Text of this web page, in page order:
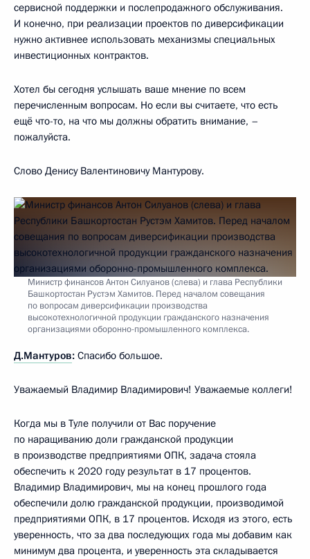
сервисной поддержки и послепродажного обслуживания.
И конечно, при реализации проектов по диверсификации
нужно активнее использовать механизмы специальных
инвестиционных контрактов.
Хотел бы сегодня услышать ваше мнение по всем
перечисленным вопросам. Но если вы считаете, что есть
ещё что-то, на что мы должны обратить внимание, –
пожалуйста.
Слово Денису Валентиновичу Мантурову.
Министр финансов Антон Силуанов (слева) и глава Республики
Башкортостан Рустэм Хамитов. Перед началом совещания
по вопросам диверсификации производства
высокотехнологичной продукции гражданского назначения
организациями оборонно-промышленного комплекса.
Д.Мантуров: Спасибо большое.
Уважаемый Владимир Владимирович! Уважаемые коллеги!
Когда мы в Туле получили от Вас поручение
по наращиванию доли гражданской продукции
в производстве предприятиями ОПК, задача стояла
обеспечить к 2020 году результат в 17 процентов.
Владимир Владимирович, мы на конец прошлого года
обеспечили долю гражданской продукции, производимой
предприятиями ОПК, в 17 процентов. Исходя из этого, есть
уверенность, что за два последующих года мы добавим как
минимум два процента, и уверенность эта складывается